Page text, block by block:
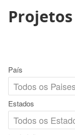
País
Estados